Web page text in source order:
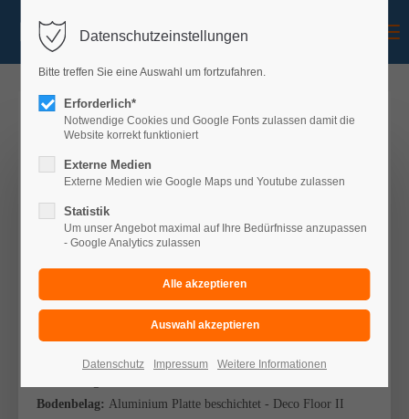
Balkon Konfigurator
IHRE AUSWAHL
Balkon:einstöckig
Wandbefestigung mit zwei Stützen
Treppe:ohne
Überdachung:
Stahlteile:feuerverzinkt
Bodenbelag: Aluminium Platte beschichtet - Deco Floor II
Datenschutzeinstellungen
Bitte treffen Sie eine Auswahl um fortzufahren.
Erforderlich*
Notwendige Cookies und Google Fonts zulassen damit die
Website korrekt funktioniert
Externe Medien
Externe Medien wie Google Maps und Youtube zulassen
Statistik
Um unser Angebot maximal auf Ihre Bedürfnisse anzupassen
- Google Analytics zulassen
Datenschutz Impressum Weitere Informationen